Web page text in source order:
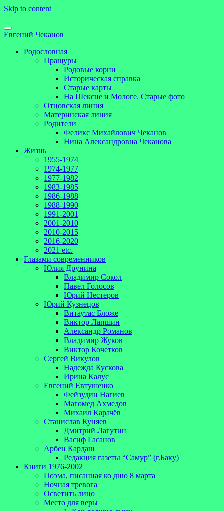
Skip to content
Евгений Чеканов
Родословная
Пращуры
Родовые корни
Историческая справка
Старые карты
На Шексне и Мологе. Старые фото
Отцовская линия
Материнская линия
Родители
Феликс Михайлович Чеканов
Нина Александровна Чеканова
Жизнь
1955-1974
1974-1977
1977-1982
1983-1985
1986-1988
1988-1990
1991-2001
2001-2010
2010-2015
2016-2020
2021 etc.
Глазами современников
Юлия Друнина
Владимир Сокол
Павел Голосов
Юрий Нестеров
Юрий Кузнецов
Витаутас Бложе
Виктор Лапшин
Александр Романов
Владимир Жуков
Виктор Кочетков
Сергей Викулов
Надежда Кускова
Ирина Калус
Евгений Евтушенко
Фейзудин Нагиев
Магомед Ахмедов
Михаил Карачёв
Станислав Куняев
Дмитрий Лагутин
Васиф Гасанов
Арбен Кардаш
Редакция газеты “Самур” (г.Баку)
Книги 1976-2002
Поэма, писанная ко дню 8 марта
Ночная тревога
Осветить лицо
Место для веры